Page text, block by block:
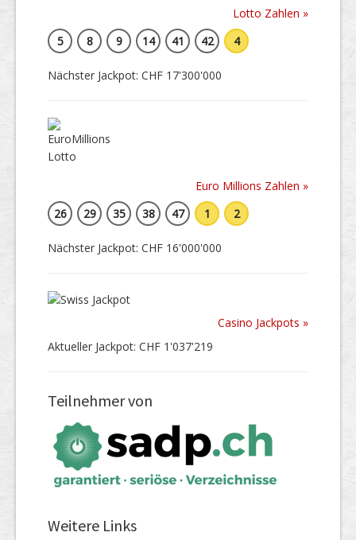
Lotto Zahlen »
5
8 9 14 41 42 4
Nächster Jackpot: CHF 17'300'000
Euro Millions Zahlen »
26
29 35 38 47 1 2
Nächster Jackpot: CHF 16'000'000
Casino Jackpots »
Aktueller Jackpot: CHF 1'037'219
Teilnehmer von
Weitere Links